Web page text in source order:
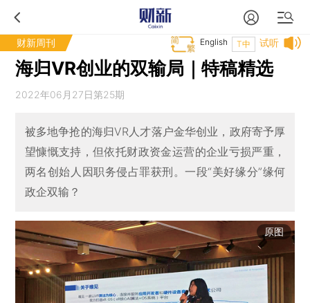
财新周刊 试听
T中
English
海归VR创业的双输局｜特稿精选
2022年06月27日第25期
被多地争抢的海归VR人才落户金华创业，政府寄予厚
望慷慨支持，但依托财政资金运营的企业亏损严重，
两名创始人因职务侵占罪获刑。一段“美好缘分”缘何
政企双输？
原图